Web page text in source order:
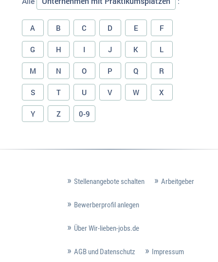
A B C D E F
G H I J K L
M N O P Q R
S T U V W X
Y Z 0-9
Stellenangebote schalten Arbeitgeber
Bewerberprofil anlegen
Über Wir-lieben-jobs.de
AGB und Datenschutz Impressum